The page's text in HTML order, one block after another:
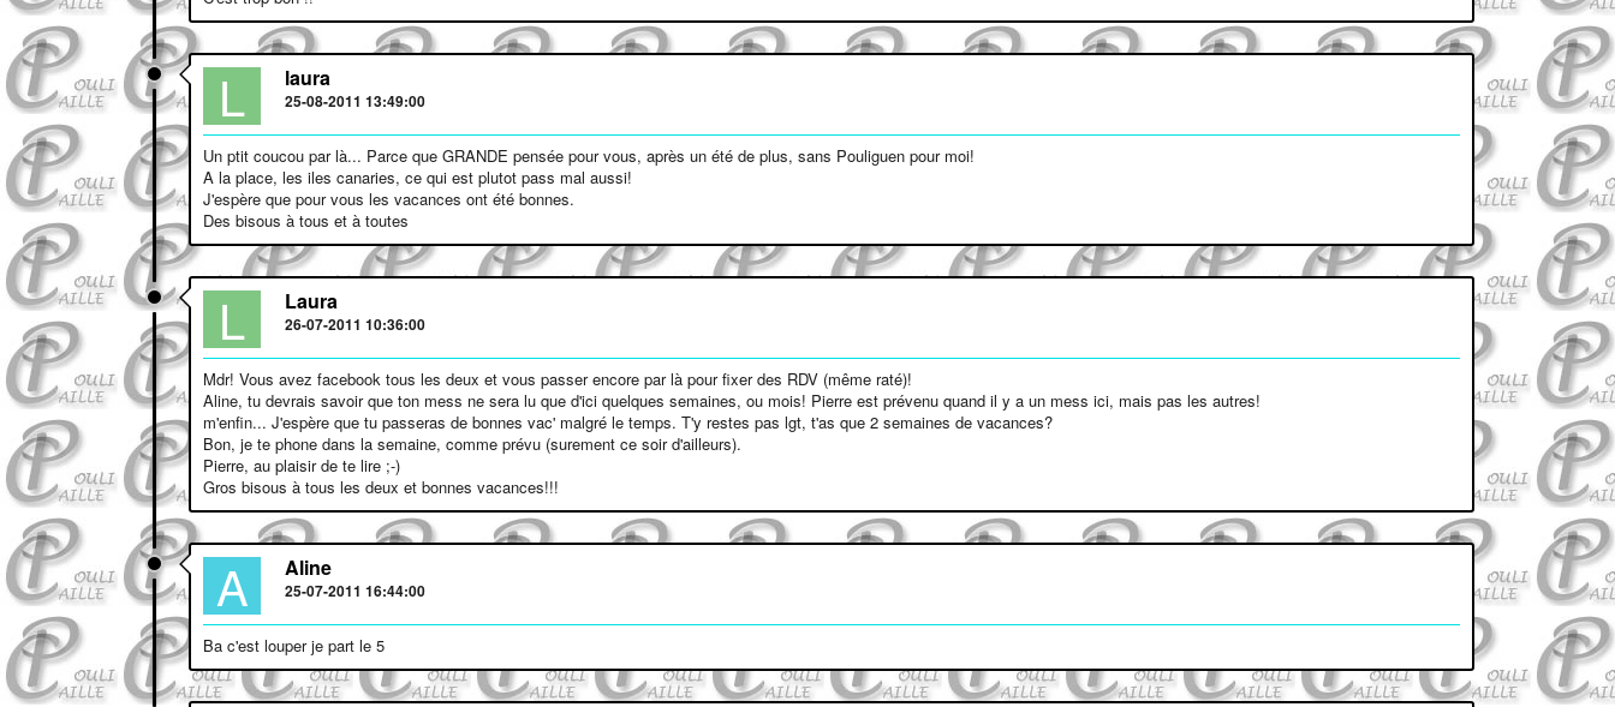
L laura
25-08-2011 13:49:00
Un ptit coucou par là... Parce que GRANDE pensée pour vous, après un été de plus, sans Pouliguen pour moi!
A la place, les iles canaries, ce qui est plutot pass mal aussi!
J'espère que pour vous les vacances ont été bonnes.
Des bisous à tous et à toutes
L Laura
26-07-2011 10:36:00
Mdr! Vous avez facebook tous les deux et vous passer encore par là pour fixer des RDV (même raté)!
Aline, tu devrais savoir que ton mess ne sera lu que d'ici quelques semaines, ou mois! Pierre est prévenu quand il y a un mess ici, mais pas les autres!
m'enfin... J'espère que tu passeras de bonnes vac' malgré le temps. T'y restes pas lgt, t'as que 2 semaines de vacances?
Bon, je te phone dans la semaine, comme prévu (surement ce soir d'ailleurs).
Pierre, au plaisir de te lire ;-)
Gros bisous à tous les deux et bonnes vacances!!!
A Aline
25-07-2011 16:44:00
Ba c'est louper je part le 5